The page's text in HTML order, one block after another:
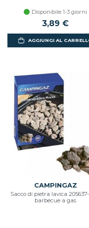
Disponibile 1-3 giorni
3,89 €
AGGIUNGI AL
CAMPINGAZ
Sacco di pietra lavica
barbecue a gas